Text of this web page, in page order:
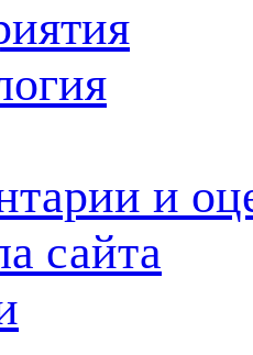
и
сайта